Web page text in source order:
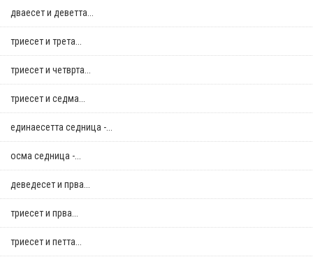
дваесет и деветта...
триесет и трета...
триесет и четврта...
триесет и седма...
единаесетта седница -...
осма седница -...
деведесет и прва...
триесет и прва...
триесет и петта...